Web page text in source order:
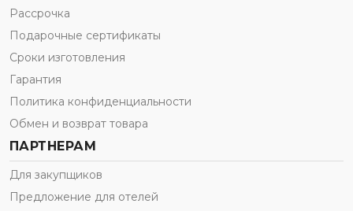
Рассрочка
Подарочные сертификаты
Сроки изготовления
Гарантия
Политика конфиденциальности
Обмен и возврат товара
ПАРТНЕРАМ
Для закупщиков
Предложение для отелей